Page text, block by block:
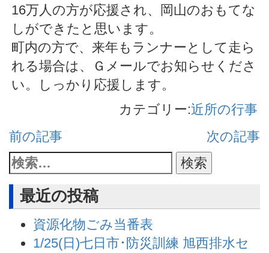
16万人の方が応援され、岡山のおもてな
しができたと思います。
町内の方で、来年もランナーとして走ら
れる場合は、Ｇメールでお知らせくださ
い。しっかり応援します。
カテゴリー:近所の行事
前の記事
次の記事
最近の投稿
資源化物ごみ当番表
1/25(日)七日市･防災訓練 旭西排水セ